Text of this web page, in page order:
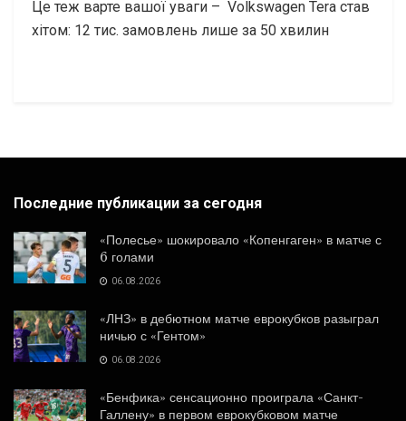
Це теж варте вашої уваги – Volkswagen Tera став
хітом: 12 тис. замовлень лише за 50 хвилин
Последние публикации за сегодня
«Полесье» шокировало «Копенгаген» в матче с
6 голами
06.08.2026
«ЛНЗ» в дебютном матче еврокубков разыграл
ничью с «Гентом»
06.08.2026
«Бенфика» сенсационно проиграла «Санкт-
Галлену» в первом еврокубковом матче